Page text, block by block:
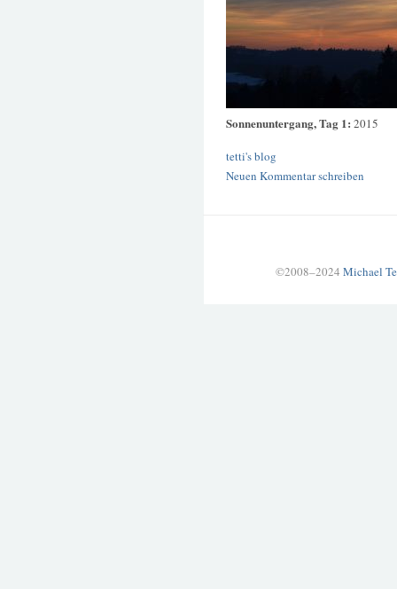
Sonnenuntergang, Tag 1: 2015
tetti's blog
Neuen Kommentar schreiben
©2008–2024 Michael